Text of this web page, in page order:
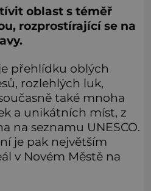
oblast s téměř
rozprostírající se na
přehlídku oblých
rozlehlých luk,
také mnoha
a unikátních míst, z
na seznamu UNESCO.
je pak největším
v Novém Městě na